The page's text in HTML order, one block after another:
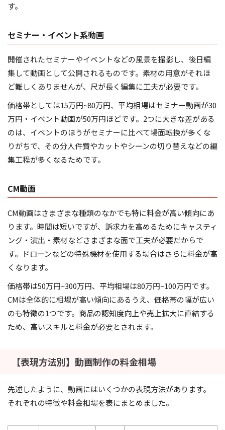
す。
セミナー・イベント系動画
開催されたセミナーやイベントなどの風景を撮影し、後日編
集して動画として公開されるものです。素材の用意がそれほ
ど難しくありませんが、尺が長く編集に工夫が必要です。
価格帯としては15万円~80万円、平均相場はセミナー動画が30
万円・イベント動画が50万円ほどです。2つに大きな差がある
のは、イベントのほうがセミナーに比べて場面転換が多くな
りがちで、その分人件費やカットやシーンの切り替えなどの編
集工程が多くなるためです。
CM動画
CM動画はさまざまな種類のなかでも特に料金が高い傾向にあ
ります。時間は短いですが、訴求力を高めるためにキャスティ
ング・演出・素材などさまざまな面で工夫が必要だからで
す。ドローンなどの特殊機材を使用する場合はさらに料金が高
くなります。
価格帯は50万円~300万円、平均相場は80万円~100万円です。
CMは全体的に相場が高い傾向にあるうえ、価格帯の幅が広い
のも特徴の1つです。商品の認知度向上や売上拡大に直結する
ため、高いスキルと料金が必要とされます。
【表現方法別】動画制作の料金相場
先述したように、動画にはいくつかの表現方法があります。
それぞれの特徴や料金相場を表にまとめました。